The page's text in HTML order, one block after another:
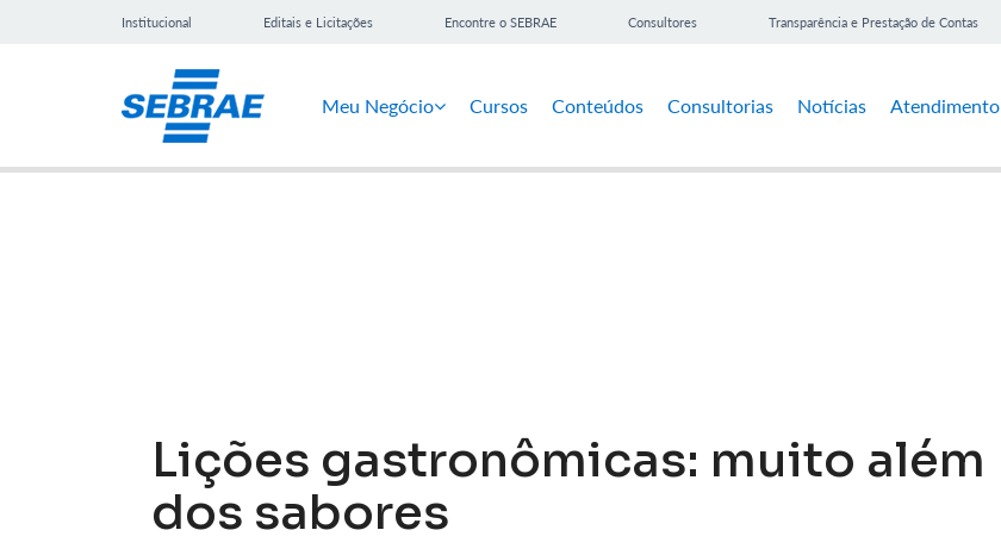
Institucional Editais e Licitações Encontre o SEBRAE Consultores Transparência e Prestação de Contas
Meu Negócio Cursos Conteúdos Consultorias Notícias Atendimento
Lições gastronômicas: muito além
dos sabores